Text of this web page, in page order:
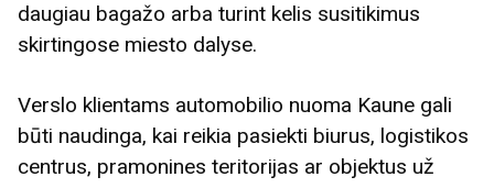
daugiau bagažo arba turint kelis susitikimus
skirtingose miesto dalyse.
Verslo klientams automobilio nuoma Kaune gali
būti naudinga, kai reikia pasiekti biurus, logistikos
centrus, pramonines teritorijas ar objektus už